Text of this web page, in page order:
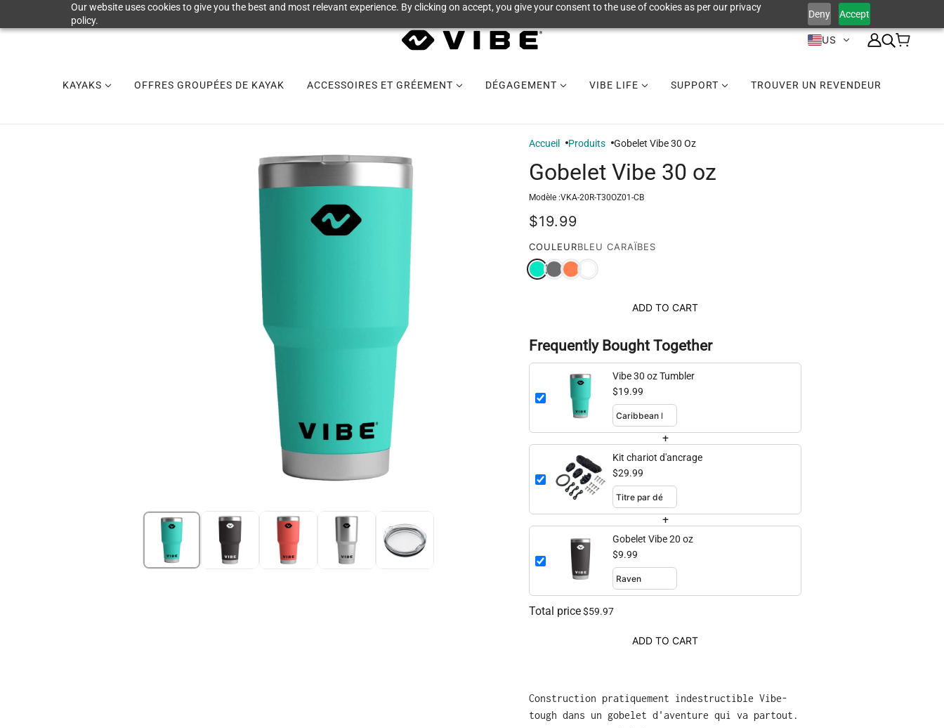
Our website uses cookies to give you the best and most relevant experience. By clicking on accept, you give your consent to the use of cookies as per our privacy
policy.
Deny Accept
US
KAYAKS OFFRES GROUPÉES DE KAYAK ACCESSOIRES ET GRÉEMENT DÉGAGEMENT VIBE LIFE SUPPORT TROUVER UN REVENDEUR
Accueil Produits Gobelet Vibe 30 Oz
Gobelet Vibe 30 oz
Modèle :VKA-20R-T30OZ01-CB
$19.99
COULEURBLEU CARAÏBES
ADD TO CART
Frequently Bought Together
Vibe 30 oz Tumbler
$19.99
+
Kit chariot d'ancrage
$29.99
+
Gobelet Vibe 20 oz
$9.99
Total price$59.97
ADD TO CART
Construction pratiquement indestructible Vibe-
tough dans un gobelet d'aventure qui va partout.